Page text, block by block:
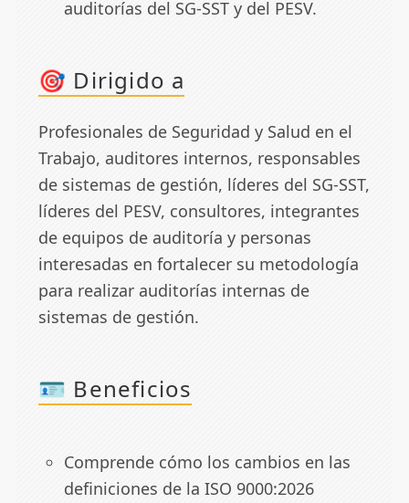
auditorías del SG-SST y del PESV.
🎯 Dirigido a
Profesionales de Seguridad y Salud en el
Trabajo, auditores internos, responsables
de sistemas de gestión, líderes del SG-SST,
líderes del PESV, consultores, integrantes
de equipos de auditoría y personas
interesadas en fortalecer su metodología
para realizar auditorías internas de
sistemas de gestión.
🪪 Beneficios
Comprende cómo los cambios en las
definiciones de la ISO 9000:2026